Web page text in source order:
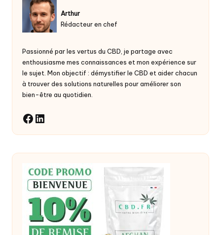
Arthur
Rédacteur en chef
Passionné par les vertus du CBD , je partage avec
enthousiasme mes connaissances et mon expérience sur
le sujet. Mon objectif : démystifier le CBD et aider chacun
à trouver des solutions naturelles pour améliorer son
bien-être au quotidien.
Facebook
LinkedIn